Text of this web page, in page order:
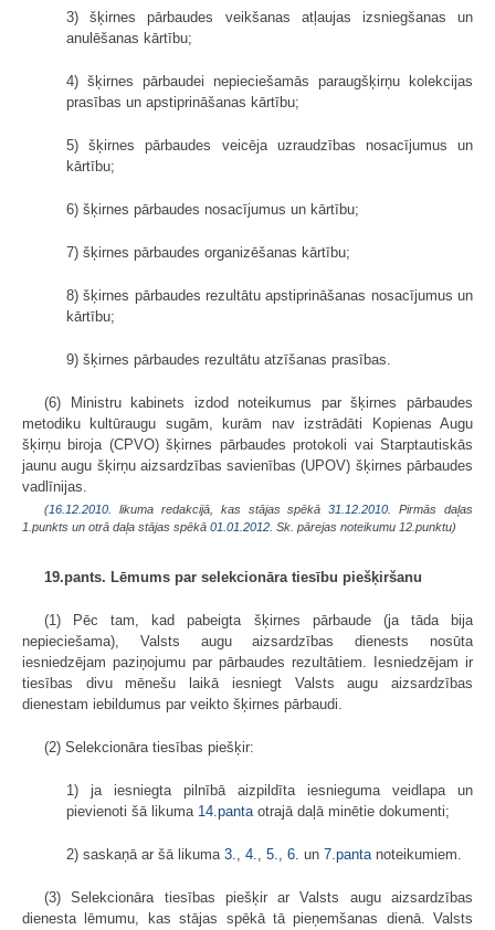
3) šķirnes pārbaudes veikšanas atļaujas izsniegšanas un
anulēšanas kārtību;
4) šķirnes pārbaudei nepieciešamās paraugšķirņu kolekcijas
prasības un apstiprināšanas kārtību;
5) šķirnes pārbaudes veicēja uzraudzības nosacījumus un
kārtību;
6) šķirnes pārbaudes nosacījumus un kārtību;
7) šķirnes pārbaudes organizēšanas kārtību;
8) šķirnes pārbaudes rezultātu apstiprināšanas nosacījumus un
kārtību;
9) šķirnes pārbaudes rezultātu atzīšanas prasības.
(6) Ministru kabinets izdod noteikumus par šķirnes pārbaudes
metodiku kultūraugu sugām, kurām nav izstrādāti Kopienas Augu
šķirņu biroja (CPVO) šķirnes pārbaudes protokoli vai Starptautiskās
jaunu augu šķirņu aizsardzības savienības (UPOV) šķirnes pārbaudes
vadlīnijas.
(16.12.2010. likuma redakcijā, kas stājas spēkā31.12.2010.
Pirmās daļas
1.punkts un otrā daļa stājas spēkā 01.01.2012. Sk. pārejas noteikumu 12.punktu)
19.pants. Lēmums par selekcionāra tiesību piešķiršanu
(1) Pēc tam, kad pabeigta šķirnes pārbaude (ja tāda bija
nepieciešama), Valsts augu aizsardzības dienests nosūta
iesniedzējam paziņojumu par pārbaudes rezultātiem. Iesniedzējam ir
tiesības divu mēnešu laikā iesniegt Valsts augu aizsardzības
dienestam iebildumus par veikto šķirnes pārbaudi.
(2) Selekcionāra tiesības piešķir:
1) ja iesniegta pilnībā aizpildīta iesnieguma veidlapa un
pievienoti šā likuma 14.pantaotrajā daļā minētie dokumenti;
2) saskaņā ar šā likuma 3., 4., 5., 6. un 7.pantanoteikumiem.
(3) Selekcionāra tiesības piešķir ar Valsts augu aizsardzības
dienesta lēmumu, kas stājas spēkā tā pieņemšanas dienā. Valsts